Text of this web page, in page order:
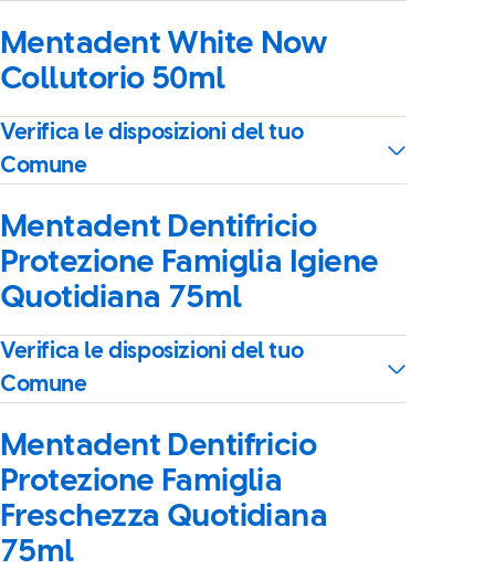
Mentadent White Now
Collutorio 50ml
Verifica le disposizioni del tuo
Comune
Mentadent Dentifricio
Protezione Famiglia Igiene
Quotidiana 75ml
Verifica le disposizioni del tuo
Comune
Mentadent Dentifricio
Protezione Famiglia
Freschezza Quotidiana
75ml